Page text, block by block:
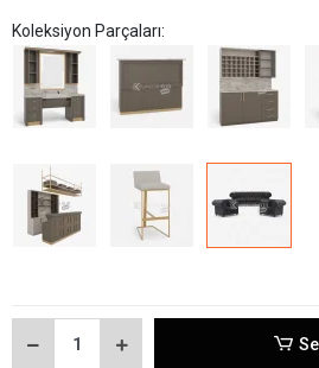
Koleksiyon Parçaları: